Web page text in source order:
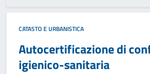
CATASTO E URBANISTICA
Autocertificazione di
igienico-sanitaria